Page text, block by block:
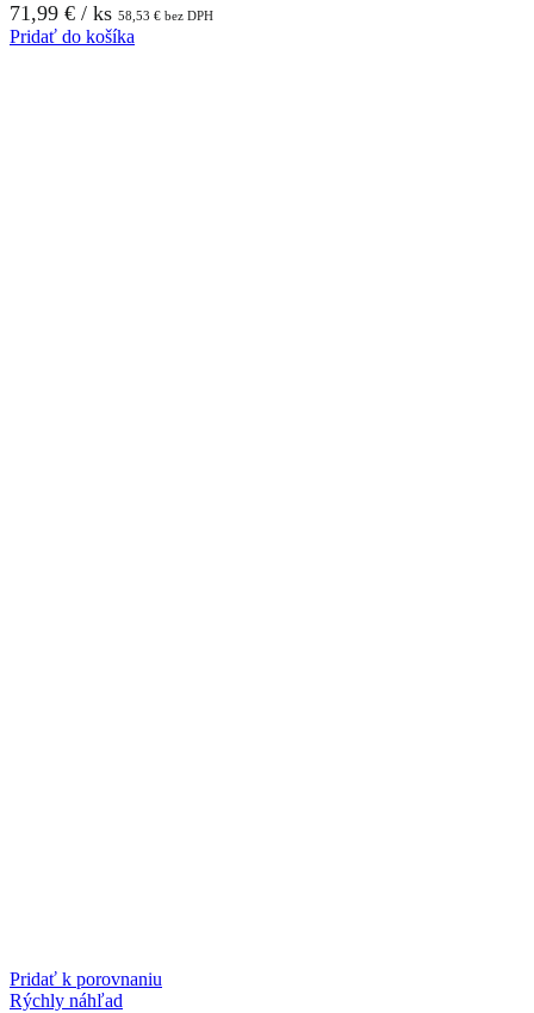
71,99 € / ks 58,53 € bez DPH
Pridať do košíka
Pridať k porovnaniu
Rýchly náhľad